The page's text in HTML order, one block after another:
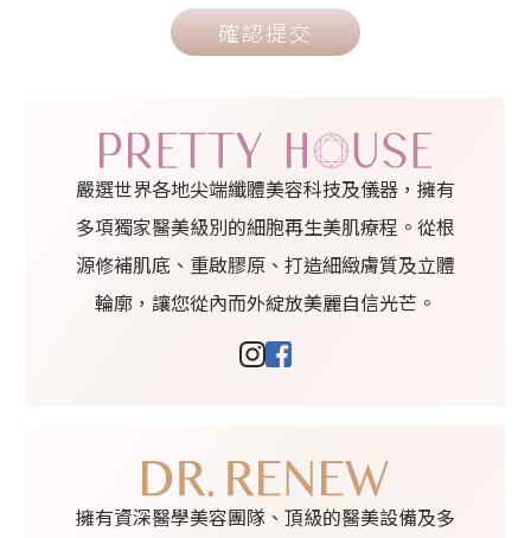
確認提交
嚴選世界各地尖端纖體美容科技及儀器，擁有
多項獨家醫美級別的細胞再生美肌療程。從根
源修補肌底、重啟膠原、打造細緻膚質及立體
輪廓，讓您從內而外綻放美麗自信光芒。
擁有資深醫學美容團隊、頂級的醫美設備及多